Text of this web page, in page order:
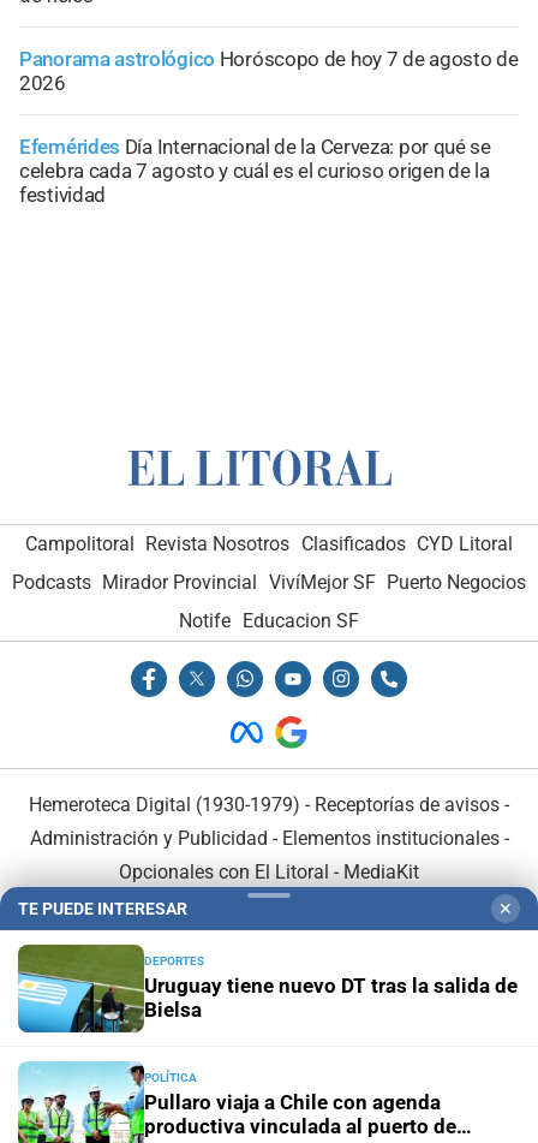
Panorama astrológico Horóscopo de hoy 7 de agosto de
2026
Efemérides Día Internacional de la Cerveza: por qué se
celebra cada 7 agosto y cuál es el curioso origen de la
festividad
Campolitoral Revista Nosotros Clasificados CYD Litoral
Podcasts Mirador Provincial VivíMejor SF Puerto Negocios
Notife Educacion SF
Hemeroteca Digital (1930-1979) - Receptorías de avisos -
Administración y Publicidad - Elementos institucionales-
Opcionales con El Litoral - MediaKit
En Asociación con:
TE PUEDE INTERESAR ✕
DEPORTES
Uruguay tiene nuevo DT tras la salida de
Bielsa
POLÍTICA
Pullaro viaja a Chile con agenda
productiva vinculada al puerto de